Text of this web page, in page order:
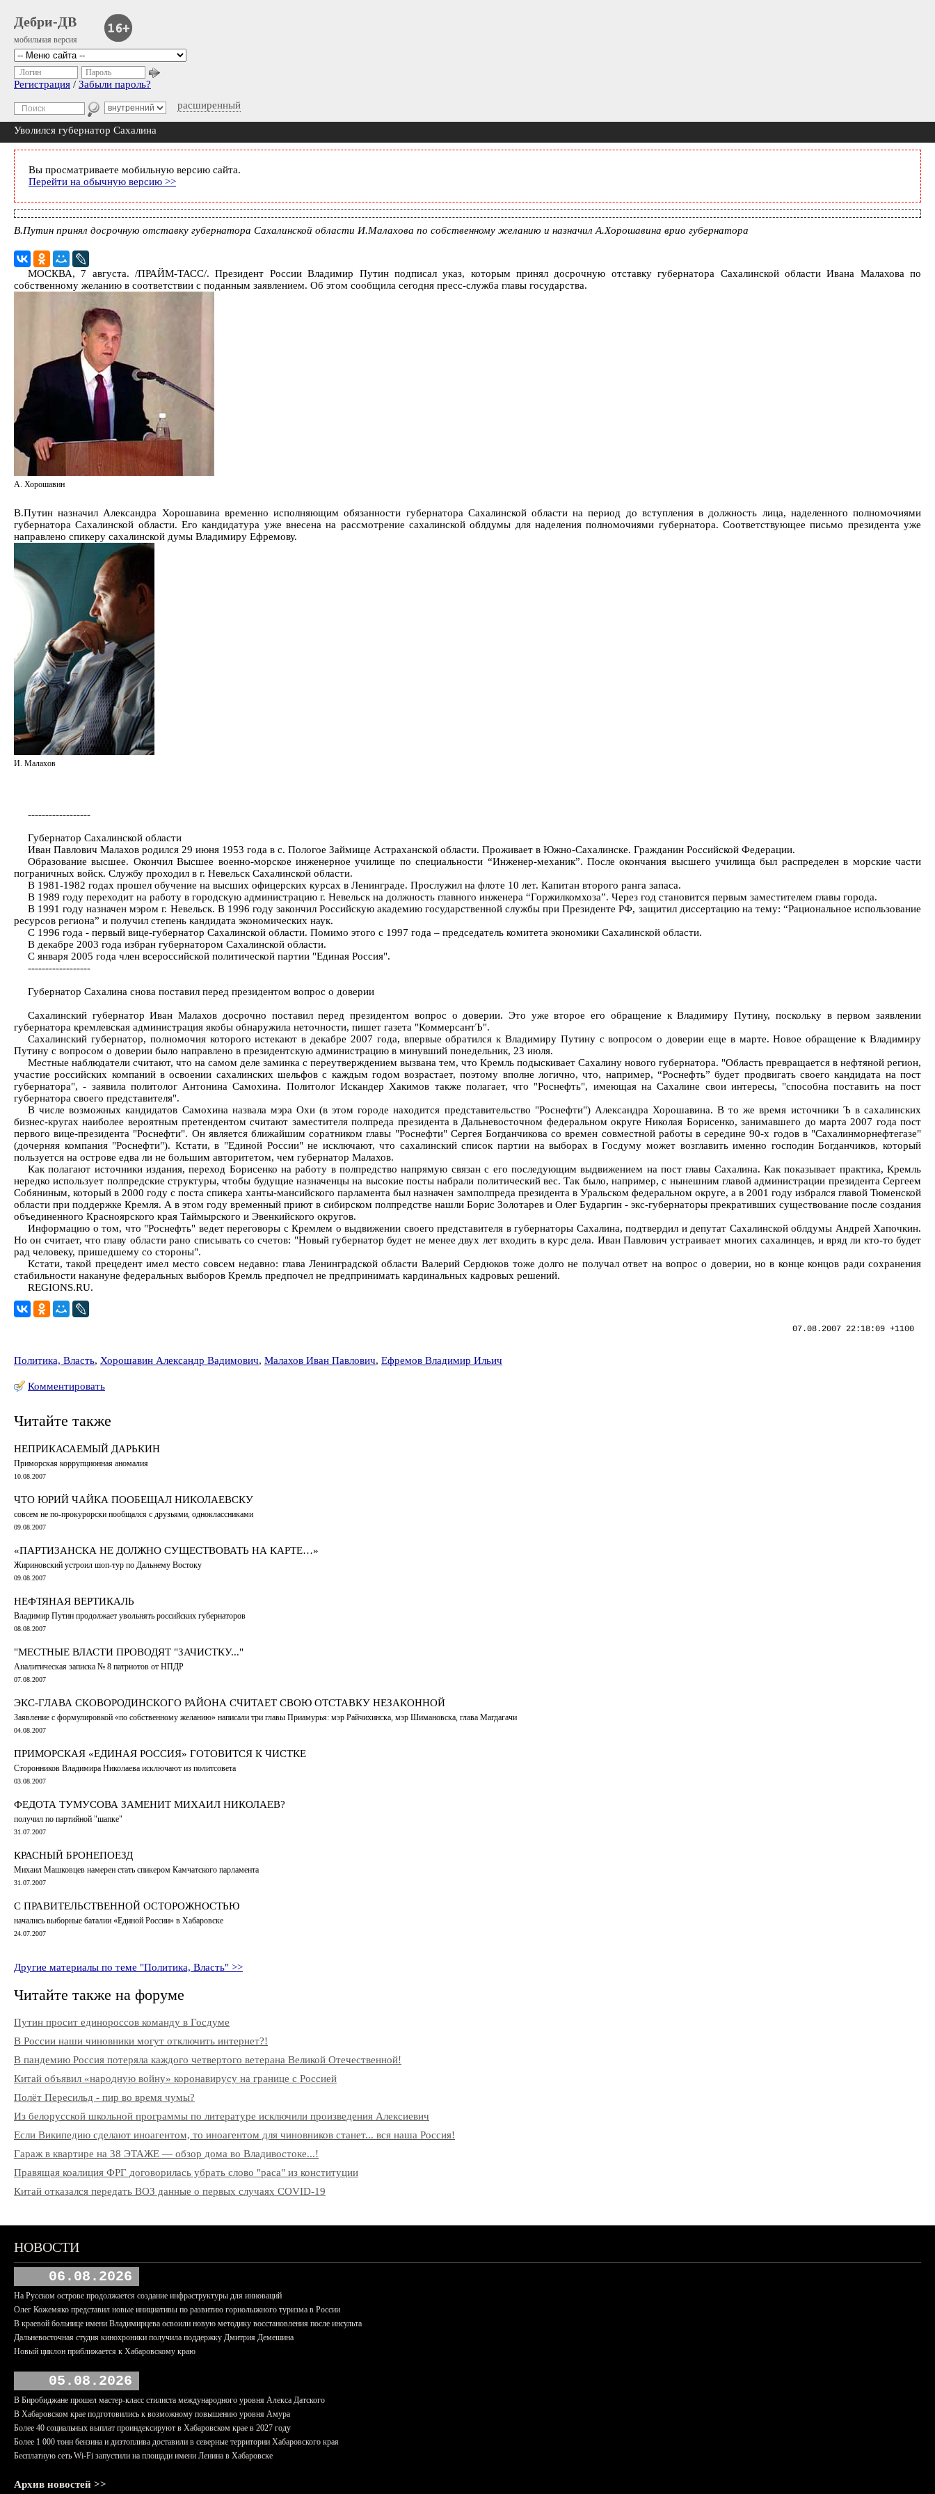
Дебри-ДВ
мобильная версия
расширенный
Логин Пароль
Регистрация / Забыли пароль?
Уволился губернатор Сахалина
Вы просматриваете мобильную версию сайта.
Перейти на обычную версию >>
В.Путин принял досрочную отставку губернатора Сахалинской области И.Малахова по собственному желанию и назначил А.Хорошавина врио губернатора
МОСКВА, 7 августа. /ПРАЙМ-ТАСС/. Президент России Владимир Путин подписал указ, которым принял досрочную отставку губернатора Сахалинской области Ивана Малахова по
собственному желанию в соответствии с поданным заявлением. Об этом сообщила сегодня пресс-служба главы государства.
А. Хорошавин
В.Путин назначил Александра Хорошавина временно исполняющим обязанности губернатора Сахалинской области на период до вступления в должность лица, наделенного полномочиями
губернатора Сахалинской области. Его кандидатура уже внесена на рассмотрение сахалинской облдумы для наделения полномочиями губернатора. Соответствующее письмо президента уже
направлено спикеру сахалинской думы Владимиру Ефремову.
И. Малахов
------------------
Губернатор Сахалинской области
Иван Павлович Малахов родился 29 июня 1953 года в с. Пологое Займище Астраханской области. Проживает в Южно-Сахалинске. Гражданин Российской Федерации.
Образование высшее. Окончил Высшее военно-морское инженерное училище по специальности “Инженер-механик”. После окончания высшего училища был распределен в морские части
пограничных войск. Службу проходил в г. Невельск Сахалинской области.
В 1981-1982 годах прошел обучение на высших офицерских курсах в Ленинграде. Прослужил на флоте 10 лет. Капитан второго ранга запаса.
В 1989 году переходит на работу в городскую администрацию г. Невельск на должность главного инженера “Горжилкомхоза”. Через год становится первым заместителем главы города.
В 1991 году назначен мэром г. Невельск. В 1996 году закончил Российскую академию государственной службы при Президенте РФ, защитил диссертацию на тему: “Рациональное использование
ресурсов региона” и получил степень кандидата экономических наук.
С 1996 года - первый вице-губернатор Сахалинской области. Помимо этого с 1997 года – председатель комитета экономики Сахалинской области.
В декабре 2003 года избран губернатором Сахалинской области.
C января 2005 года член всероссийской политической партии "Единая Россия".
------------------
Губернатор Сахалина снова поставил перед президентом вопрос о доверии
Сахалинский губернатор Иван Малахов досрочно поставил перед президентом вопрос о доверии. Это уже второе его обращение к Владимиру Путину, поскольку в первом заявлении
губернатора кремлевская администрация якобы обнаружила неточности, пишет газета "КоммерсантЪ".
Сахалинский губернатор, полномочия которого истекают в декабре 2007 года, впервые обратился к Владимиру Путину с вопросом о доверии еще в марте. Новое обращение к Владимиру
Путину с вопросом о доверии было направлено в президентскую администрацию в минувший понедельник, 23 июля.
Местные наблюдатели считают, что на самом деле заминка с переутверждением вызвана тем, что Кремль подыскивает Сахалину нового губернатора. "Область превращается в нефтяной регион,
участие российских компаний в освоении сахалинских шельфов с каждым годом возрастает, поэтому вполне логично, что, например, “Роснефть” будет продвигать своего кандидата на пост
губернатора", - заявила политолог Антонина Самохина. Политолог Искандер Хакимов также полагает, что "Роснефть", имеющая на Сахалине свои интересы, "способна поставить на пост
губернатора своего представителя".
В числе возможных кандидатов Самохина назвала мэра Охи (в этом городе находится представительство "Роснефти") Александра Хорошавина. В то же время источники Ъ в сахалинских
бизнес-кругах наиболее вероятным претендентом считают заместителя полпреда президента в Дальневосточном федеральном округе Николая Борисенко, занимавшего до марта 2007 года пост
первого вице-президента "Роснефти". Он является ближайшим соратником главы "Роснефти" Сергея Богданчикова со времен совместной работы в середине 90-х годов в "Сахалинморнефтегазе"
(дочерняя компания "Роснефти"). Кстати, в "Единой России" не исключают, что сахалинский список партии на выборах в Госдуму может возглавить именно господин Богданчиков, который
пользуется на острове едва ли не большим авторитетом, чем губернатор Малахов.
Как полагают источники издания, переход Борисенко на работу в полпредство напрямую связан с его последующим выдвижением на пост главы Сахалина. Как показывает практика, Кремль
нередко использует полпредские структуры, чтобы будущие назначенцы на высокие посты набрали политический вес. Так было, например, с нынешним главой администрации президента Сергеем
Собяниным, который в 2000 году с поста спикера ханты-мансийского парламента был назначен замполпреда президента в Уральском федеральном округе, а в 2001 году избрался главой Тюменской
области при поддержке Кремля. А в этом году временный приют в сибирском полпредстве нашли Борис Золотарев и Олег Бударгин - экс-губернаторы прекративших существование после создания
объединенного Красноярского края Таймырского и Эвенкийского округов.
Информацию о том, что "Роснефть" ведет переговоры с Кремлем о выдвижении своего представителя в губернаторы Сахалина, подтвердил и депутат Сахалинской облдумы Андрей Хапочкин.
Но он считает, что главу области рано списывать со счетов: "Новый губернатор будет не менее двух лет входить в курс дела. Иван Павлович устраивает многих сахалинцев, и вряд ли кто-то будет
рад человеку, пришедшему со стороны".
Кстати, такой прецедент имел место совсем недавно: глава Ленинградской области Валерий Сердюков тоже долго не получал ответ на вопрос о доверии, но в конце концов ради сохранения
стабильности накануне федеральных выборов Кремль предпочел не предпринимать кардинальных кадровых решений.
REGIONS.RU.
07.08.2007 22:18:09 +1100
Политика, Власть, Хорошавин Александр Вадимович, Малахов Иван Павлович, Ефремов Владимир Ильич
Комментировать
Читайте также
НЕПРИКАСАЕМЫЙ ДАРЬКИН
Приморская коррупционная аномалия
10.08.2007
ЧТО ЮРИЙ ЧАЙКА ПООБЕЩАЛ НИКОЛАЕВСКУ
совсем не по-прокурорски пообщался с друзьями, одноклассниками
09.08.2007
«ПАРТИЗАНСКА НЕ ДОЛЖНО СУЩЕСТВОВАТЬ НА КАРТЕ…»
Жириновский устроил шоп-тур по Дальнему Востоку
09.08.2007
НЕФТЯНАЯ ВЕРТИКАЛЬ
Владимир Путин продолжает увольнять российских губернаторов
08.08.2007
"МЕСТНЫЕ ВЛАСТИ ПРОВОДЯТ "ЗАЧИСТКУ..."
Аналитическая записка № 8 патриотов от НПДР
07.08.2007
ЭКС-ГЛАВА СКОВОРОДИНСКОГО РАЙОНА СЧИТАЕТ СВОЮ ОТСТАВКУ НЕЗАКОННОЙ
Заявление с формулировкой «по собственному желанию» написали три главы Приамурья: мэр Райчихинска, мэр Шимановска, глава Магдагачи
04.08.2007
ПРИМОРСКАЯ «ЕДИНАЯ РОССИЯ» ГОТОВИТСЯ К ЧИСТКЕ
Сторонников Владимира Николаева исключают из политсовета
03.08.2007
ФЕДОТА ТУМУСОВА ЗАМЕНИТ МИХАИЛ НИКОЛАЕВ?
получил по партийной "шапке"
31.07.2007
КРАСНЫЙ БРОНЕПОЕЗД
Михаил Машковцев намерен стать спикером Камчатского парламента
31.07.2007
С ПРАВИТЕЛЬСТВЕННОЙ ОСТОРОЖНОСТЬЮ
начались выборные баталии «Единой России» в Хабаровске
24.07.2007
Другие материалы по теме "Политика, Власть" >>
Читайте также на форуме
Путин просит единороссов команду в Госдуме
В России наши чиновники могут отключить интернет?!
В пандемию Россия потеряла каждого четвертого ветерана Великой Отечественной!
Китай объявил «народную войну» коронавирусу на границе с Россией
Полёт Пересильд - пир во время чумы?
Из белорусской школьной программы по литературе исключили произведения Алексиевич
Если Википедию сделают иноагентом, то иноагентом для чиновников станет... вся наша Россия!
Гараж в квартире на 38 ЭТАЖЕ — обзор дома во Владивостоке...!
Правящая коалиция ФРГ договорилась убрать слово "раса" из конституции
Китай отказался передать ВОЗ данные о первых случаях COVID-19
НОВОСТИ
06.08.2026
На Русском острове продолжается создание инфраструктуры для инноваций
Олег Кожемяко представил новые инициативы по развитию горнолыжного туризма в России
В краевой больнице имени Владимирцева освоили новую методику восстановления после инсульта
Дальневосточная студия кинохроники получила поддержку Дмитрия Демешина
Новый циклон приближается к Хабаровскому краю
05.08.2026
В Биробиджане прошел мастер-класс стилиста международного уровня Алекса Датского
В Хабаровском крае подготовились к возможному повышению уровня Амура
Более 40 социальных выплат проиндексируют в Хабаровском крае в 2027 году
Более 1 000 тонн бензина и дизтоплива доставили в северные территории Хабаровского края
Бесплатную сеть Wi-Fi запустили на площади имени Ленина в Хабаровске
Архив новостей >>